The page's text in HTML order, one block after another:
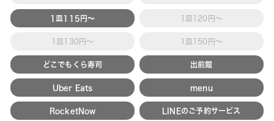
1皿115円～ 1皿120円～
1皿130円～ 1皿150円～
どこでもくら寿司 出前館
Uber Eats menu
RocketNow LINEのご予約サービス